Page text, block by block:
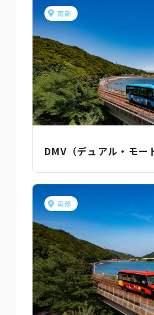
南部
DMV（デュアル・モー
南部